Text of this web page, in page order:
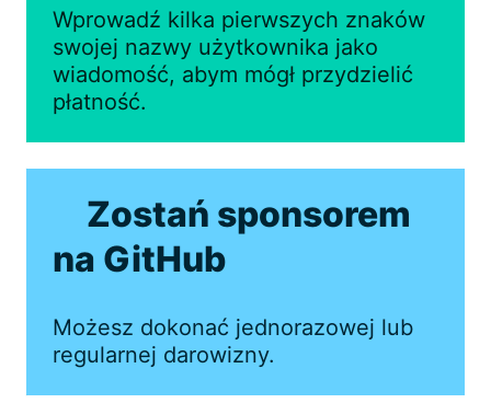
Wprowadź kilka pierwszych znaków
swojej nazwy użytkownika jako
wiadomość, abym mógł przydzielić
płatność.
Zostań sponsorem
na GitHub
Możesz dokonać jednorazowej lub
regularnej darowizny.